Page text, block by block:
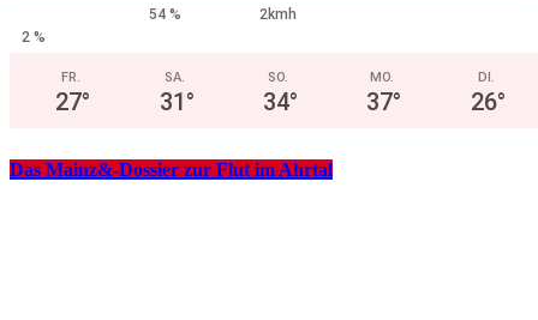
54 %
2kmh
2 %
FR.
27°
SA.
31°
SO.
34°
MO.
37°
DI.
26°
Das Mainz&-Dossier zur Flut im Ahrtal